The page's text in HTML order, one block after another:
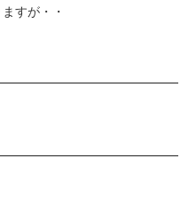
すが・・